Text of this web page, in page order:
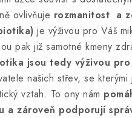
ovlivňuje rozmanitost a
je výživou pro Váš
pak již samotné kmeny
jsou tedy výživou
našich střev, se
vztah. To ony nám
a zároveň podporují